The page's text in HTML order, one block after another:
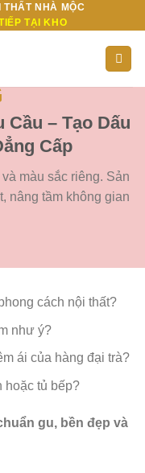
THẤT NHÀ MỘC
TẠI KHO
Cầu – Tạo Dấu
Cấp
màu sắc riêng. Sản
nâng tầm không gian
cách nội thất?
như ý?
ái của hàng đại trà?
hoặc tủ bếp?
gu, bền đẹp và